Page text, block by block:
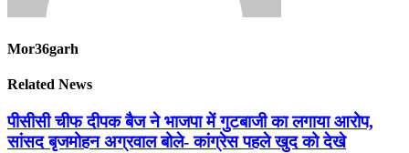
Mor36garh
Related News
पीसीसी चीफ दीपक बैज ने भाजपा में गुटबाजी का लगाया आरोप,
सांसद बृजमोहन अग्रवाल बोले- कांग्रेस पहले खुद को देखे